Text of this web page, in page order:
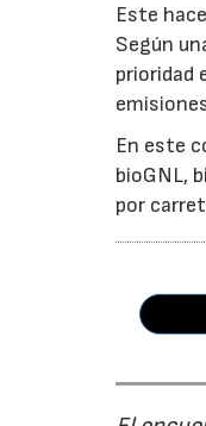
Este
Según
prioridad
En este
bioGNL,
por